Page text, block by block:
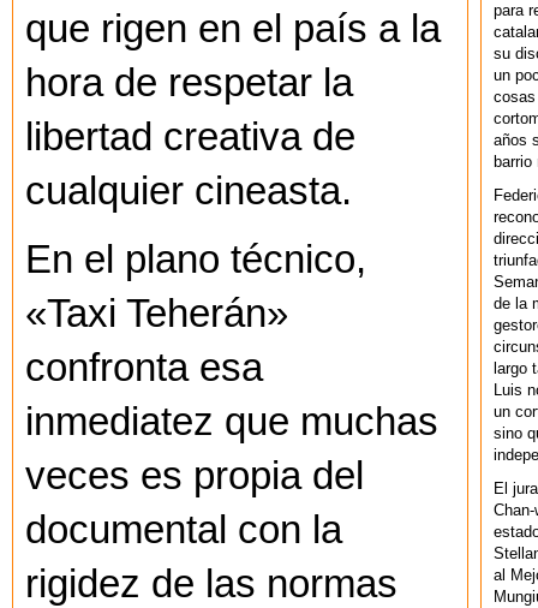
que rigen en el país a la
hora de respetar la
libertad creativa de
cualquier cineasta.
En el plano técnico,
«Taxi Teherán»
confronta esa
inmediatez que muchas
veces es propia del
documental con la
rigidez de las normas
para
su
un
cosas
años
de la
largo
Luis
un
sino
El
al